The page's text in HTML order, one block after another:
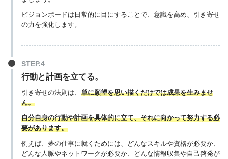
ビジョンボードは日常的に目にすることで、意識を高め、引き寄せ
の力を強化します。
行動と計画を立てる。
引き寄せの法則は、 単に願望を思い描くだけでは成果を生みませ
ん。
自分自身の行動や計画を具体的に立て、それに向かって努力する必
要があります。
例えば、夢の仕事に就くためには、どんなスキルや資格が必要か、
どんな人脈やネットワークが必要か、どんな情報収集や自己啓発が